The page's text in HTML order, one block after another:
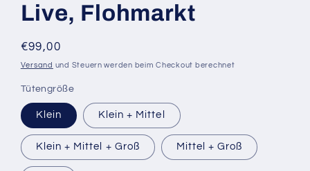
Live, Flohmarkt
Normaler
Preis
€99,00
Versand und Steuern werden beim Checkout berechnet
Tütengröße
Klein Klein + Mittel
Klein + Mittel + Groß Mittel + Groß